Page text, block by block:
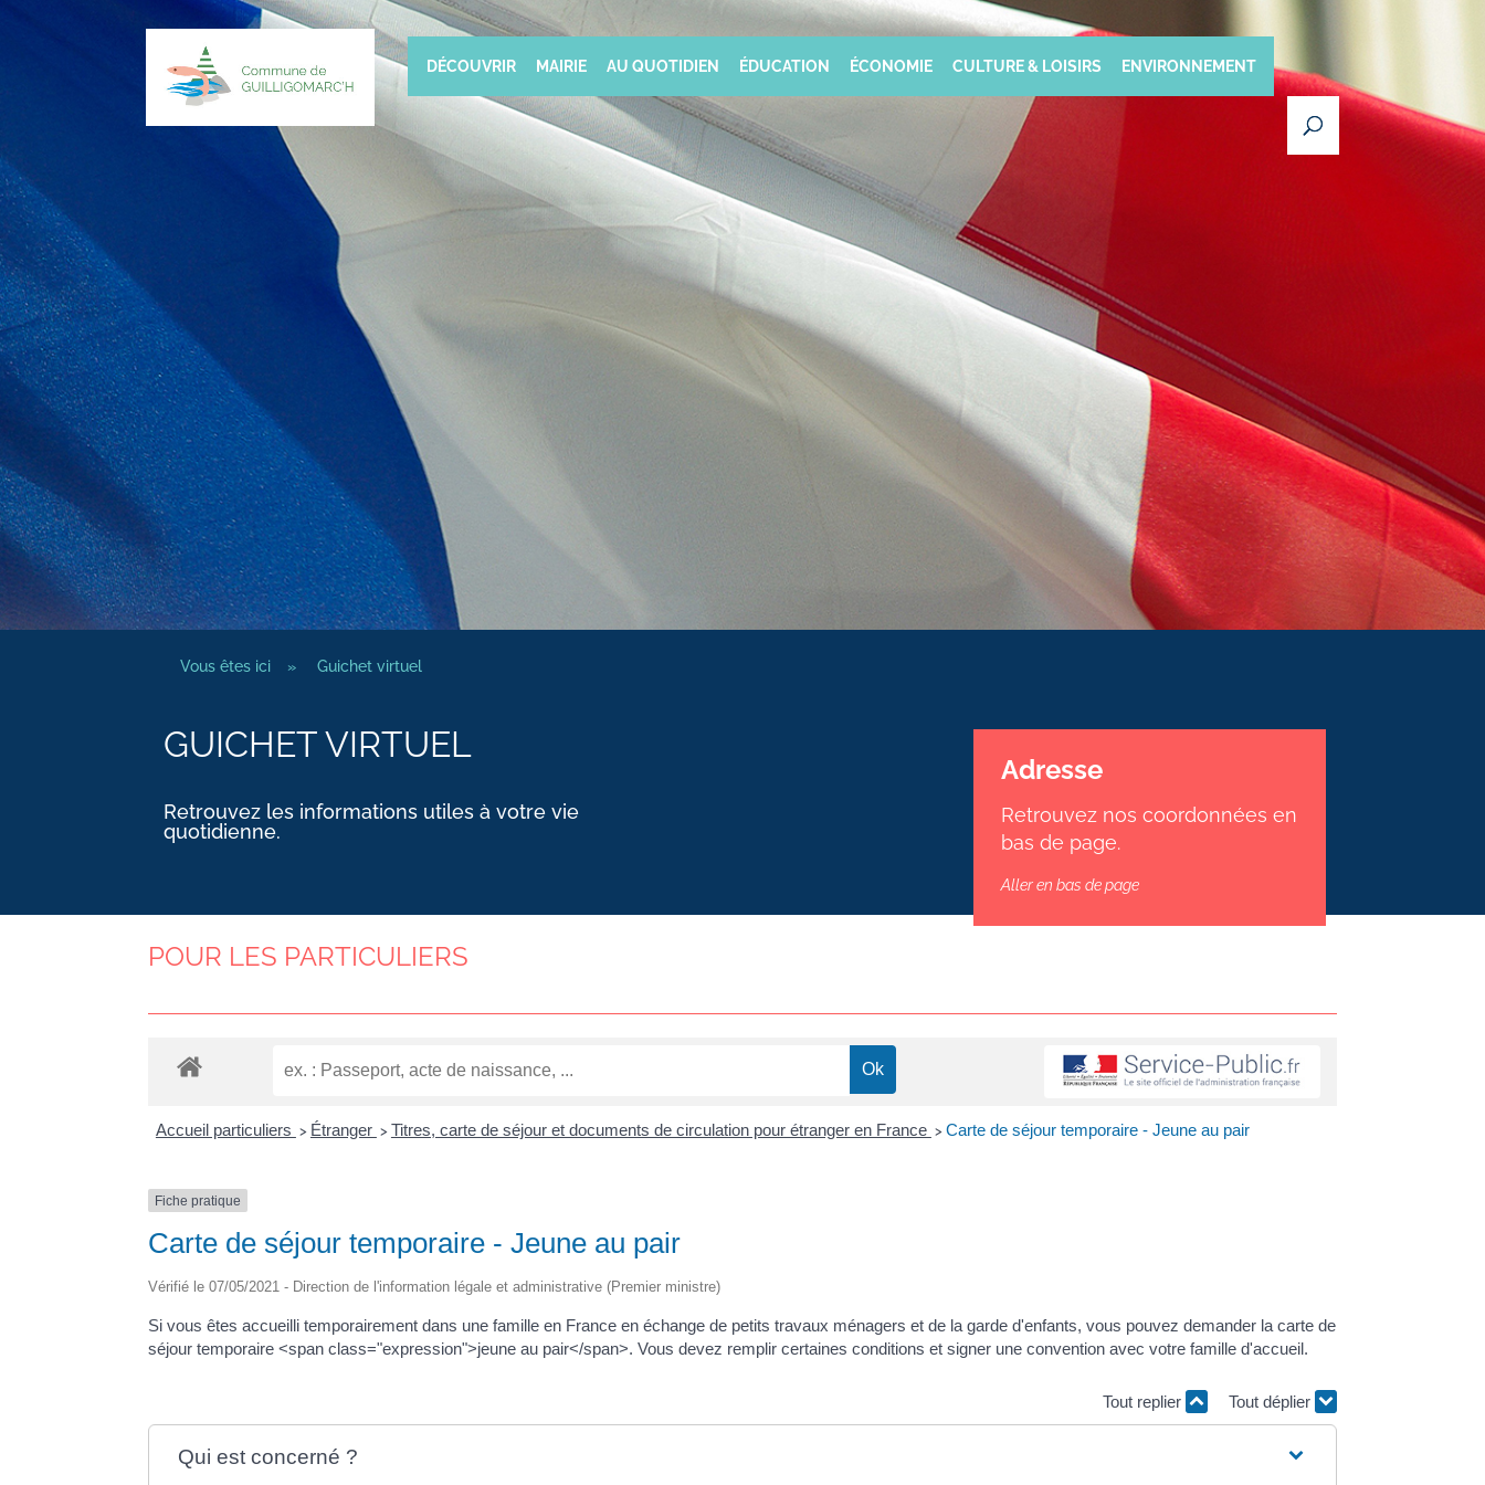
DÉCOUVRIR MAIRIE AU QUOTIDIEN ÉDUCATION ÉCONOMIE CULTURE & LOISIRS ENVIRONNEMENT
Vous êtes ici » Guichet virtuel
GUICHET VIRTUEL
Retrouvez les informations utiles à votre vie
quotidienne.
Adresse
Retrouvez nos coordonnées en
bas de page.
Aller en bas de page
POUR LES PARTICULIERS
Accueil particuliers > Étranger > Titres, carte de séjour et documents de circulation pour étranger en France > Carte de séjour temporaire - Jeune au pair
Fiche pratique
Carte de séjour temporaire - Jeune au pair
Vérifié le 07/05/2021 - Direction de l'information légale et administrative (Premier ministre)
Si vous êtes accueilli temporairement dans une famille en France en échange de petits travaux ménagers et de la garde d'enfants, vous pouvez demander la carte de
séjour temporaire <span class="expression">jeune au pair</span>. Vous devez remplir certaines conditions et signer une convention avec votre famille d'accueil.
Tout replier Tout déplier
Qui est concerné ?